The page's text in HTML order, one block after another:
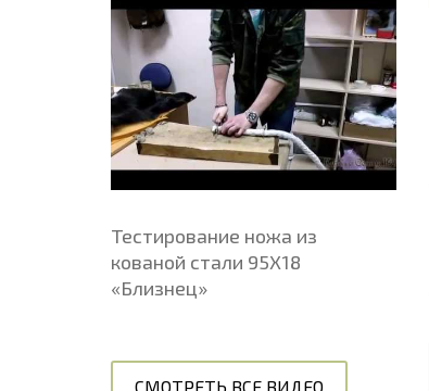
КУПИТЬ В 1 КЛИК В КОРЗИНУ
НАБОР «ПАТРИОТ 1» 3-Х
ПРЕДМЕТНЫЙ ШЕФ-НОЖИ В
Тестирование ножа из
кованой стали 95Х18
«Близнец»
СМОТРЕТЬ ВСЕ ВИДЕО